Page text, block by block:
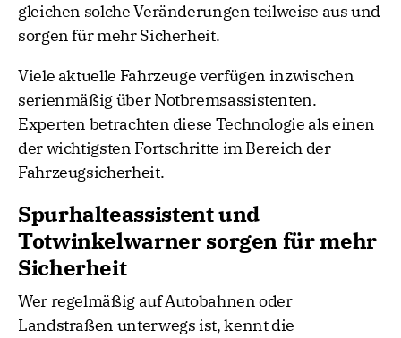
gleichen solche Veränderungen teilweise aus und
sorgen für mehr Sicherheit.
Viele aktuelle Fahrzeuge verfügen inzwischen
serienmäßig über Notbremsassistenten.
Experten betrachten diese Technologie als einen
der wichtigsten Fortschritte im Bereich der
Fahrzeugsicherheit.
Spurhalteassistent und
Totwinkelwarner sorgen für mehr
Sicherheit
Wer regelmäßig auf Autobahnen oder
Landstraßen unterwegs ist, kennt die